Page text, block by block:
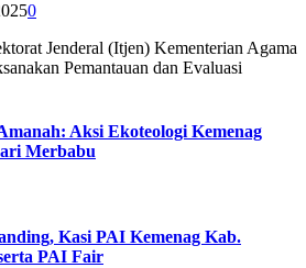
0
Jenderal (Itjen) Kementerian Agama
Pemantauan dan Evaluasi
Aksi Ekoteologi Kemenag
Merbabu
Kasi PAI Kemenag Kab.
PAI Fair